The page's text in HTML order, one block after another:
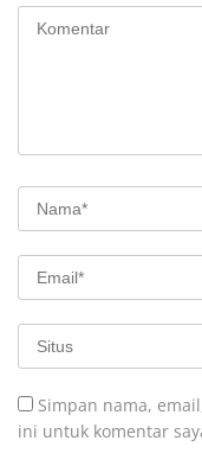
Simpan nama,
ini untuk komentar